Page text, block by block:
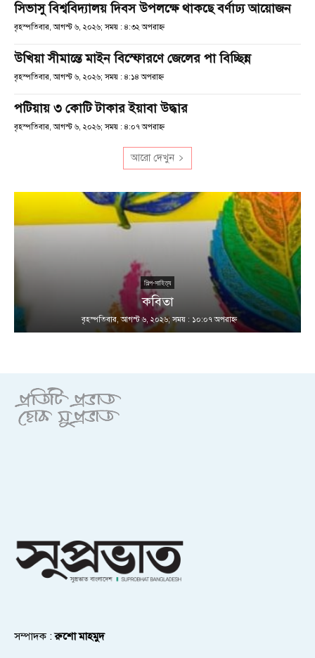
সিভাসু বিশ্ববিদ্যালয় দিবস উপলক্ষে থাকছে বর্ণাঢ্য আয়োজন
বৃহস্পতিবার, আগস্ট ৬, ২০২৬; সময় : ৪:৩২ অপরাহ্ণ
উখিয়া সীমান্তে মাইন বিস্ফোরণে জেলের পা বিচ্ছিন্ন
বৃহস্পতিবার, আগস্ট ৬, ২০২৬; সময় : ৪:১৪ অপরাহ্ণ
পটিয়ায় ৩ কোটি টাকার ইয়াবা উদ্ধার
বৃহস্পতিবার, আগস্ট ৬, ২০২৬; সময় : ৪:০৭ অপরাহ্ণ
আরো দেখুন
শিল্প-সাহিত্য
কবিতা
বৃহস্পতিবার, আগস্ট ৬, ২০২৬; সময় : ১০:০৭ অপরাহ্ণ
সম্পাদক :রুশো মাহমুদ